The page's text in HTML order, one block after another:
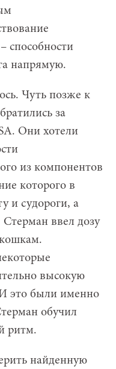
способности
напрямую.
Чуть позже к
за
Они хотели
из компонентов
которого в
и судороги, а
ввел дозу
высокую
И это были именно
обучил
ритм.
найденную